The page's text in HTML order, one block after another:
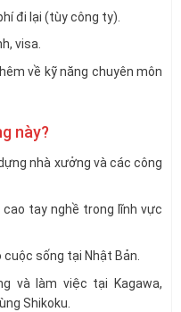
đi lại (tùy công ty).
visa.
về kỹ năng chuyên môn
này?
nhà xưởng và các công
cao tay nghề trong lĩnh vực
cuộc sống tại Nhật Bản.
và làm việc tại Kagawa,
Shikoku.